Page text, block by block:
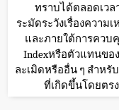
ทราบได้ตลอดเวล
ระมัดระวังเรื่องความ
และภายใต้การควบ
Indexหรือตัวแทนข
ละเมิดหรืออื่น ๆ สำหรั
ที่เกิดขึ้นโดยตร